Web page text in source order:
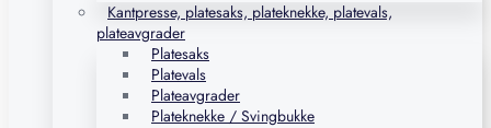
Kantpresse, platesaks, plateknekke, platevals,
plateavgrader
Platesaks
Platevals
Plateavgrader
Plateknekke / Svingbukke